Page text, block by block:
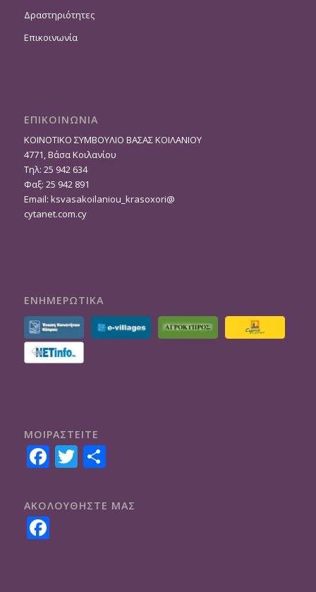
Δραστηριότητες
Επικοινωνία
ΕΠΙΚΟΙΝΩΝΙΑ
ΚΟΙΝΟΤΙΚΟ ΣΥΜΒΟΥΛΙΟ ΒΑΣΑΣ ΚΟΙΛΑΝΙΟΥ
4771, Βάσα Κοιλανίου
Τηλ: 25 942 634
Φαξ: 25 942 891
Email: ksvasakoilaniou_krasoxori@
cytanet.com.cy
ΕΝΗΜΕΡΩΤΙΚΑ
ΜΟΙΡΑΣTEITE
Facebook
Twitter
Share
ΑΚΟΛΟΥΘΗΣΤΕ ΜΑΣ
Facebook